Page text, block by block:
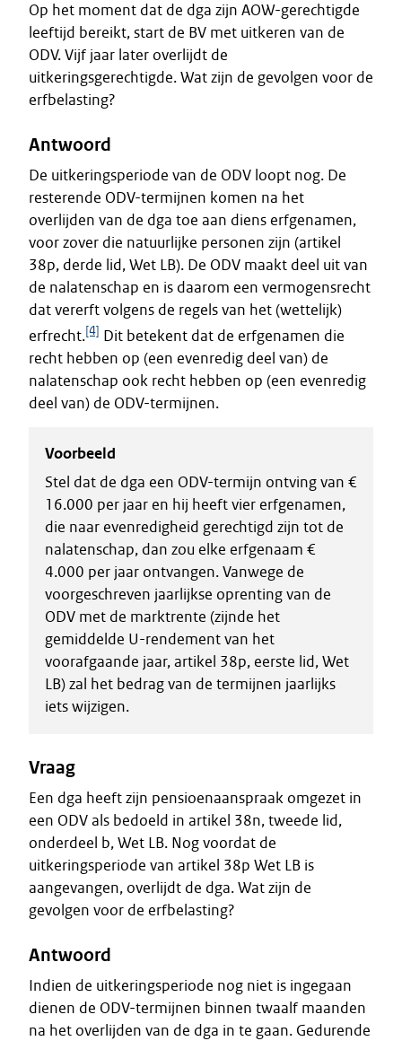
Op het moment dat de dga zijn AOW-gerechtigde
leeftijd bereikt, start de BV met uitkeren van de
ODV. Vijf jaar later overlijdt de
uitkeringsgerechtigde. Wat zijn de gevolgen voor de
erfbelasting?
Antwoord
De uitkeringsperiode van de ODV loopt nog. De
resterende ODV-termijnen komen na het
overlijden van de dga toe aan diens erfgenamen,
voor zover die natuurlijke personen zijn (artikel
38p, derde lid, Wet LB). De ODV maakt deel uit van
de nalatenschap en is daarom een vermogensrecht
dat vererft volgens de regels van het (wettelijk)
erfrecht.[4] Dit betekent dat de erfgenamen die
recht hebben op (een evenredig deel van) de
nalatenschap ook recht hebben op (een evenredig
deel van) de ODV-termijnen.
Voorbeeld
Stel dat de dga een ODV-termijn ontving van €
16.000 per jaar en hij heeft vier erfgenamen,
die naar evenredigheid gerechtigd zijn tot de
nalatenschap, dan zou elke erfgenaam €
4.000 per jaar ontvangen. Vanwege de
voorgeschreven jaarlijkse oprenting van de
ODV met de marktrente (zijnde het
gemiddelde U-rendement van het
voorafgaande jaar, artikel 38p, eerste lid, Wet
LB) zal het bedrag van de termijnen jaarlijks
iets wijzigen.
Vraag
Een dga heeft zijn pensioenaanspraak omgezet in
een ODV als bedoeld in artikel 38n, tweede lid,
onderdeel b, Wet LB. Nog voordat de
uitkeringsperiode van artikel 38p Wet LB is
aangevangen, overlijdt de dga. Wat zijn de
gevolgen voor de erfbelasting?
Antwoord
Indien de uitkeringsperiode nog niet is ingegaan
dienen de ODV-termijnen binnen twaalf maanden
na het overlijden van de dga in te gaan. Gedurende